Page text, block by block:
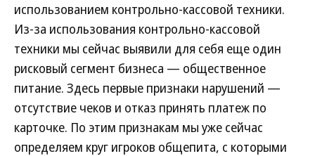
использованием контрольно-кассовой техники.
Из-за использования контрольно-кассовой
техники мы сейчас выявили для себя еще один
рисковый сегмент бизнеса — общественное
питание. Здесь первые признаки нарушений —
отсутствие чеков и отказ принять платеж по
карточке. По этим признакам мы уже сейчас
определяем круг игроков общепита, с которыми